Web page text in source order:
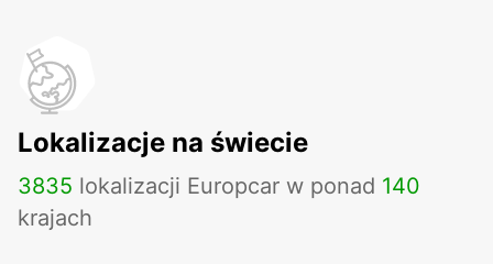
Lokalizacje na świecie
3835 lokalizacji Europcar w ponad 140
krajach